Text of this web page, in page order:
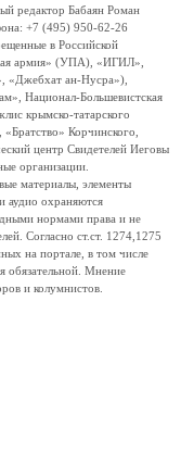
редактор Бабаян Роман
+7 (495) 950-62-26
в Российской
армия» (УПА), «ИГИЛ»,
ан-Нусра»),
Национал-Большевистская
крымско-татарского
Корчинского,
центр Свидетелей Иеговы
организации.
материалы, элементы
аудио охраняются
нормами права и не
Согласно ст.ст. 1274,1275
на портале, в том числе
обязательной. Мнение
и колумнистов.